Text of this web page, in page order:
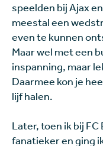
speelden bij Ajax
meestal een
even te kunnen
Maar wel met een
inspanning, maar
Daarmee kon je
lijf halen.
Later, toen ik bij
fanatieker en ging